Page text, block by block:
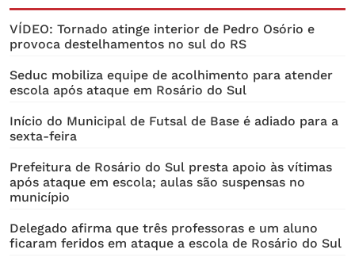
VÍDEO: Tornado atinge interior de Pedro Osório e
provoca destelhamentos no sul do RS
Seduc mobiliza equipe de acolhimento para atender
escola após ataque em Rosário do Sul
Início do Municipal de Futsal de Base é adiado para a
sexta-feira
Prefeitura de Rosário do Sul presta apoio às vítimas
após ataque em escola; aulas são suspensas no
município
Delegado afirma que três professoras e um aluno
ficaram feridos em ataque a escola de Rosário do Sul